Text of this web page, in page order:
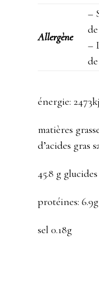
Allergène
–
–
énergie:
matières
d’acides gras
45.8 g
protéines: 6.9g
sel 0.18g